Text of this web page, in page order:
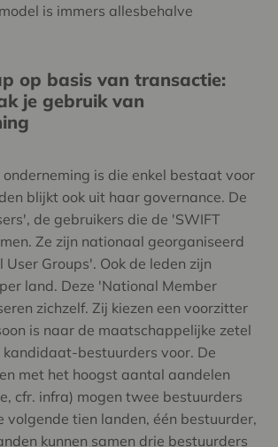
is immers allesbehalve
op basis van transactie:
je gebruik van
onderneming is die enkel bestaat voor
blijkt ook uit haar governance. De
de gebruikers die de 'SWIFT
Ze zijn nationaal georganiseerd
Groups'. Ook de leden zijn
land. Deze 'National Member
zichzelf. Zij kiezen een voorzitter
is naar de maatschappelijke zetel
kandidaat-bestuurders voor. De
met het hoogst aantal aandelen
cfr. infra) mogen twee bestuurders
volgende tien landen, één bestuurder,
kunnen samen drie bestuurders